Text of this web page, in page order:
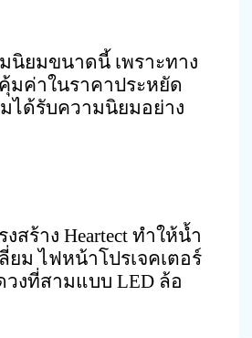
นิยมขนาดนี้ เพราะทาง
มค่าในราคาประหยัด
ได้รับความนิยมอย่าง
ร้าง Heartect ทำให้น้ำ
ม ไฟหน้าโปรเจคเตอร์
วงที่สามแบบ LED ล้อ